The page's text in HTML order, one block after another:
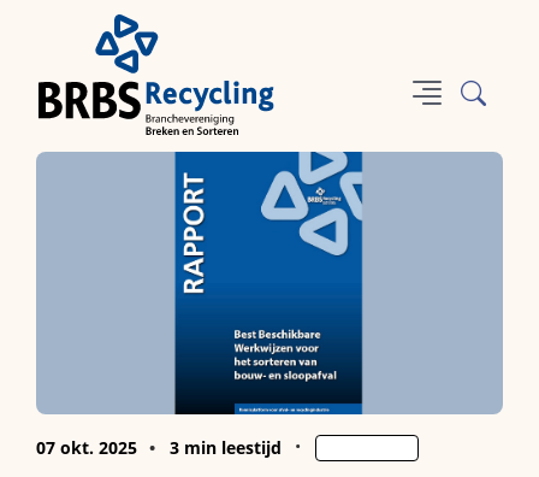
07 okt. 2025 3 min leestijd